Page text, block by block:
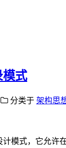
模式
分类于 架构思
模式，它允许